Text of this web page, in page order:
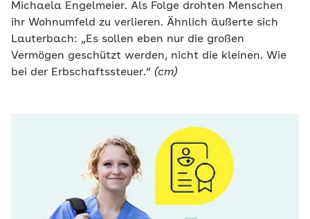
Michaela Engelmeier. Als Folge drohten Menschen
ihr Wohnumfeld zu verlieren. Ähnlich äußerte sich
Lauterbach: „Es sollen eben nur die großen
Vermögen geschützt werden, nicht die kleinen. Wie
bei der Erbschaftssteuer.“ (cm)